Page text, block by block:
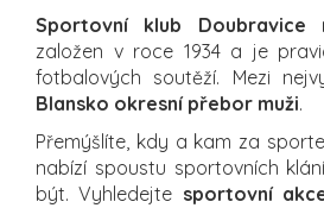
Sportovní klub Doubravice
založen v roce 1934 a je
fotbalových soutěží. Mezi
Blansko okresní přebor muži.
Přemýšlíte, kdy a kam za
nabízí spoustu sportovních
být. Vyhledejte sportovní